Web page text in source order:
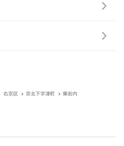
京区 京北下宇津町 東街内